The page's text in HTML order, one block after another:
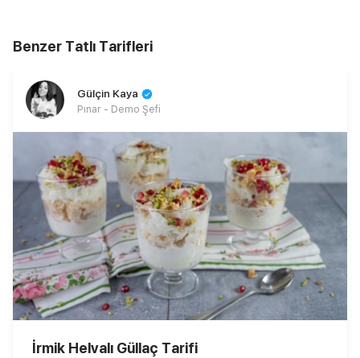
Benzer Tatlı Tarifleri
Gülçin Kaya
Pınar - Demo Şefi
İrmik Helvalı Güllaç Tarifi